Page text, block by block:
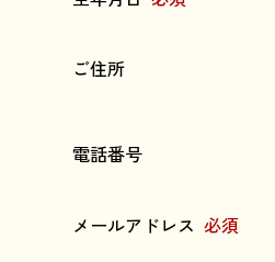
ご住所
電話番号
メールアドレス 必須